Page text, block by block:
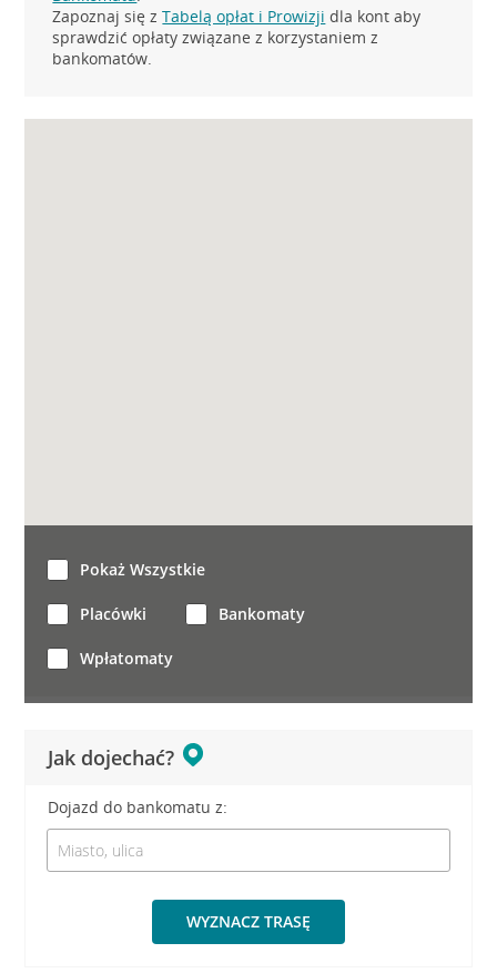
Zapoznaj się zTabelą opłat i Prowizji dla kont aby
sprawdzić opłaty związane z korzystaniem z
bankomatów.
Jak dojechać?
Dojazd do bankomatu z:
WYZNACZ TRASĘ
Pokaż Wszystkie
Placówki Bankomaty
Wpłatomaty